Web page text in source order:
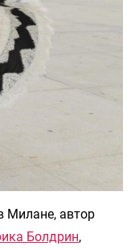
Милане, автор
Болдрин,